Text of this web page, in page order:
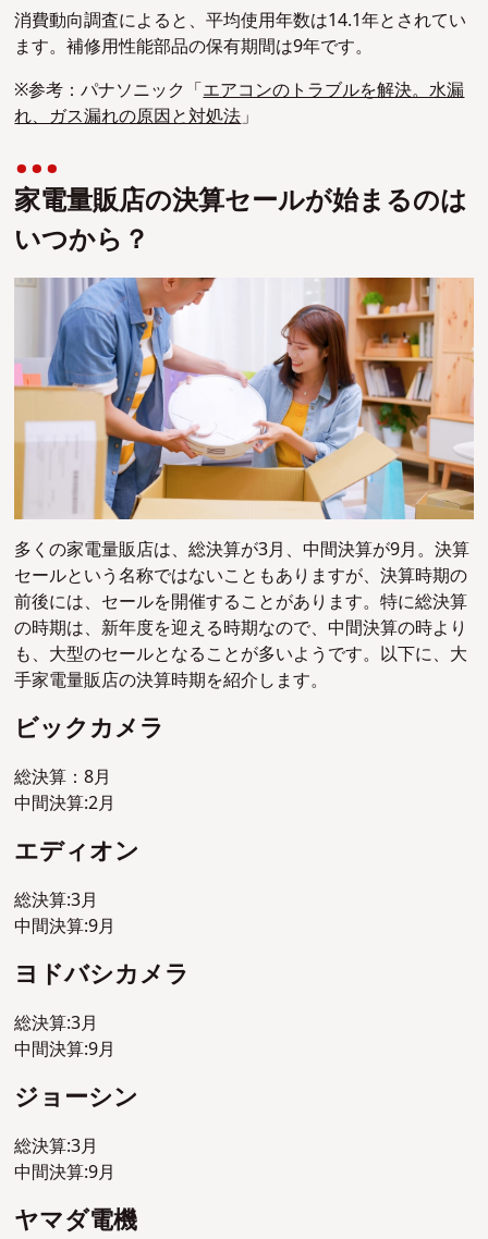
消費動向調査によると、平均使用年数は14.1年とされてい
ます。補修用性能部品の保有期間は9年です。
※参考：パナソニック「エアコンのトラブルを解決。水漏
れ、ガス漏れの原因と対処法」
家電量販店の決算セールが始まるのは
いつから？
多くの家電量販店は、総決算が3月、中間決算が9月。決算
セールという名称ではないこともありますが、決算時期の
前後には、セールを開催することがあります。特に総決算
の時期は、新年度を迎える時期なので、中間決算の時より
も、大型のセールとなることが多いようです。以下に、大
手家電量販店の決算時期を紹介します。
ビックカメラ
総決算：8月
中間決算:2月
エディオン
総決算:3月
中間決算:9月
ヨドバシカメラ
総決算:3月
中間決算:9月
ジョーシン
総決算:3月
中間決算:9月
ヤマダ電機